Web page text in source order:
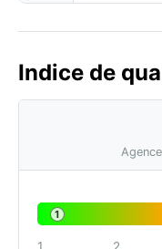
Indice de
1